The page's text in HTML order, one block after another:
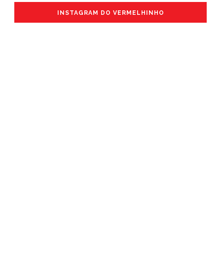
INSTAGRAM DO VERMELHINHO